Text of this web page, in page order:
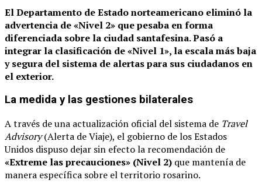
El Departamento de Estado norteamericano eliminó la
advertencia de «Nivel 2» que pesaba en forma
diferenciada sobre la ciudad santafesina.Pasó a
integrar la clasificación de «Nivel 1», la escala más baja
y segura del sistema de alertas para sus ciudadanos en
el exterior.
La medida y las gestiones bilaterales
A través de una actualización oficial del sistema de Travel
Advisory(Alerta de Viaje), el gobierno de los Estados
Unidos dispuso dejar sin efecto la recomendación de
«Extreme las precauciones» (Nivel 2) que mantenía de
manera específica sobre el territorio rosarino.